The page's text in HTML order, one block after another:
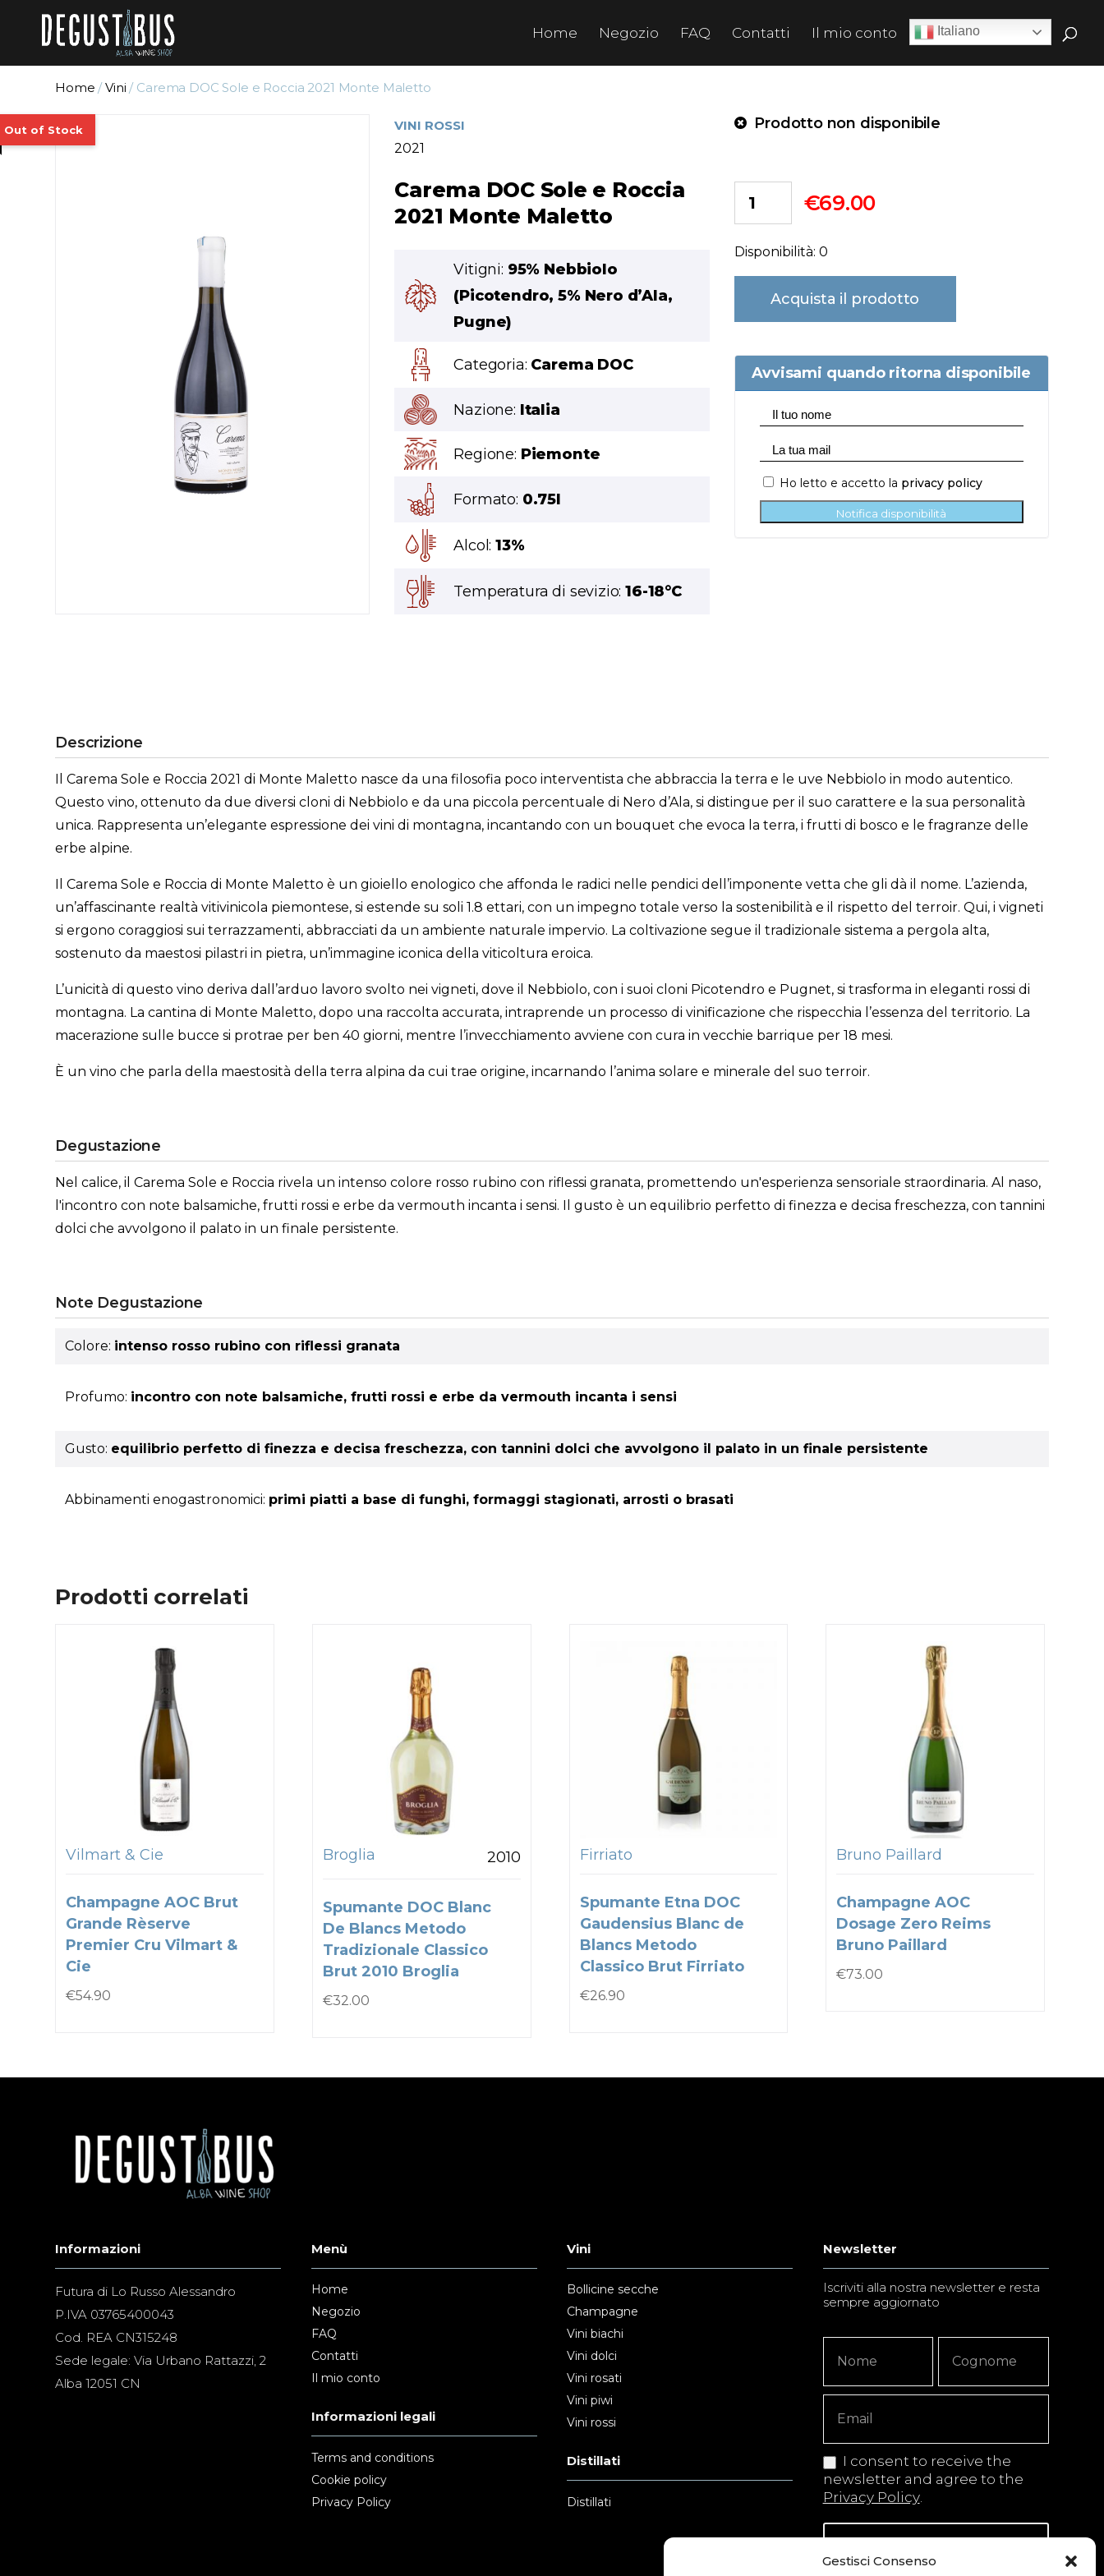
Gestisci Consenso
Home Negozio FAQ Contatti Il mio conto
Home /Vini / Carema DOC Sole e Roccia 2021 Monte Maletto
VINI ROSSI
2021
Carema DOC Sole e Roccia
2021 Monte Maletto
Vitigni: 95% Nebbiolo
(Picotendro, 5% Nero d’Ala,
Pugne)
Categoria: Carema DOC
Nazione: Italia
Regione: Piemonte
Formato: 0.75l
Alcol:13%
Temperatura di sevizio:16-18°C
Prodotto non disponibile
€69.00
Disponibilità: 0
Acquista il prodotto
Avvisami quando ritorna disponibile
Ho letto e accetto la privacy policy
Notifica disponibilità
Descrizione
Il Carema Sole e Roccia 2021 di Monte Maletto nasce da una filosofia poco interventista che abbraccia la terra e le uve Nebbiolo in modo autentico.
Questo vino, ottenuto da due diversi cloni di Nebbiolo e da una piccola percentuale di Nero d’Ala, si distingue per il suo carattere e la sua personalità
unica. Rappresenta un’elegante espressione dei vini di montagna, incantando con un bouquet che evoca la terra, i frutti di bosco e le fragranze delle
erbe alpine.
Il Carema Sole e Roccia di Monte Maletto è un gioiello enologico che affonda le radici nelle pendici dell’imponente vetta che gli dà il nome. L’azienda,
un’affascinante realtà vitivinicola piemontese, si estende su soli 1.8 ettari, con un impegno totale verso la sostenibilità e il rispetto del terroir. Qui, i vigneti
si ergono coraggiosi sui terrazzamenti, abbracciati da un ambiente naturale impervio. La coltivazione segue il tradizionale sistema a pergola alta,
sostenuto da maestosi pilastri in pietra, un’immagine iconica della viticoltura eroica.
L’unicità di questo vino deriva dall’arduo lavoro svolto nei vigneti, dove il Nebbiolo, con i suoi cloni Picotendro e Pugnet, si trasforma in eleganti rossi di
montagna. La cantina di Monte Maletto, dopo una raccolta accurata, intraprende un processo di vinificazione che rispecchia l’essenza del territorio. La
macerazione sulle bucce si protrae per ben 40 giorni, mentre l’invecchiamento avviene con cura in vecchie barrique per 18 mesi.
È un vino che parla della maestosità della terra alpina da cui trae origine, incarnando l’anima solare e minerale del suo terroir.
Degustazione
Nel calice, il Carema Sole e Roccia rivela un intenso colore rosso rubino con riflessi granata, promettendo un'esperienza sensoriale straordinaria. Al naso,
l'incontro con note balsamiche, frutti rossi e erbe da vermouth incanta i sensi. Il gusto è un equilibrio perfetto di finezza e decisa freschezza, con tannini
dolci che avvolgono il palato in un finale persistente.
Note Degustazione
Colore: intenso rosso rubino con riflessi granata
Profumo: incontro con note balsamiche, frutti rossi e erbe da vermouth incanta i sensi
Gusto: equilibrio perfetto di finezza e decisa freschezza, con tannini dolci che avvolgono il palato in un finale persistente
Abbinamenti enogastronomici: primi piatti a base di funghi, formaggi stagionati, arrosti o brasati
Prodotti correlati
Vilmart & Cie
Champagne AOC Brut
Grande Rèserve
Premier Cru Vilmart &
Cie
€54.90
Broglia 2010
Spumante DOC Blanc
De Blancs Metodo
Tradizionale Classico
Brut 2010 Broglia
€32.00
Firriato
Spumante Etna DOC
Gaudensius Blanc de
Blancs Metodo
Classico Brut Firriato
€26.90
Bruno Paillard
Champagne AOC
Dosage Zero Reims
Bruno Paillard
€73.00
Informazioni
Futura di Lo Russo Alessandro
P.IVA 03765400043
Cod. REA CN315248
Sede legale: Via Urbano Rattazzi, 2
Alba 12051 CN
Menù
Home
Negozio
FAQ
Contatti
Il mio conto
Informazioni legali
Terms and conditions
Cookie policy
Privacy Policy
Vini
Bollicine secche
Champagne
Vini biachi
Vini dolci
Vini rosati
Vini piwi
Vini rossi
Distillati
Distillati
Newsletter
Iscriviti alla nostra newsletter e resta
sempre aggiornato
Signup
Copy
I consent to receive the
newsletter and agree to the
Privacy Policy.
Italiano